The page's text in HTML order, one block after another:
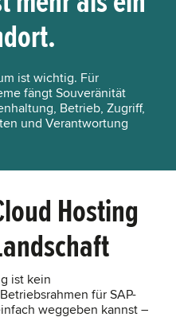
ist wichtig. Für
fängt Souveränität
Betrieb, Zugriff,
und Verantwortung
Hosting
ist kein
für SAP-
weggeben kannst –